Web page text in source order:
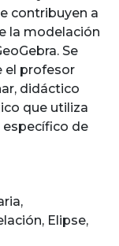
contribuyen a
la modelación
Se
el profesor
didáctico
que utiliza
específico de
,
, Elipse,